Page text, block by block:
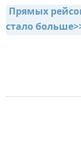
Прямых
стало